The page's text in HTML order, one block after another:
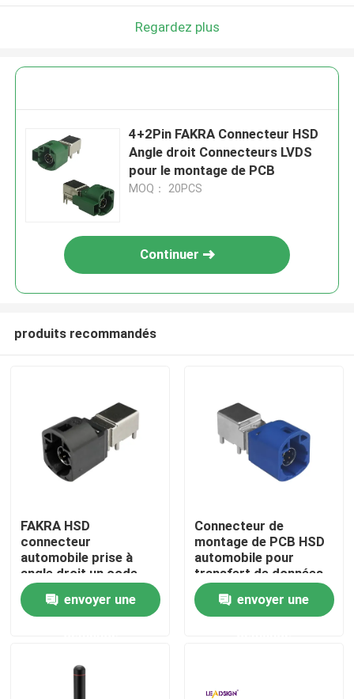
Maison
Regardez plus
4+2Pin FAKRA Connecteur HSD
Angle droit Connecteurs LVDS
pour le montage de PCB
MOQ： 20PCS
Continuer
produits recommandés
FAKRA HSD
connecteur
automobile prise à
angle droit un code
4Pin montage PCB
envoyer une
Connecteur de
montage de PCB HSD
automobile pour
transfert de données
à grande vitesse
envoyer une